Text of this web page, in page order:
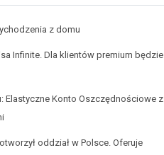
z domu
Infinite. Dla klientów premium będzie
Elastyczne Konto Oszczędnościowe z
oddział w Polsce. Oferuje